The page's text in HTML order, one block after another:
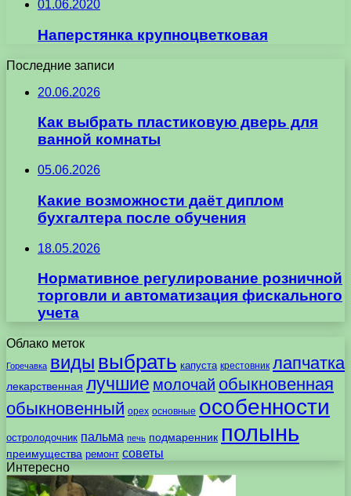
01.06.2020
Наперстянка крупноцветковая
Последние записи
20.06.2026
Как выбрать пластиковую дверь для
ванной комнаты
05.06.2026
Какие возможности даёт диплом
бухгалтера после обучения
18.05.2026
Нормативное регулирование розничной
торговли и автоматизация фискального
учета
Облако меток
Горечавка виды выбрать капуста крестовник лапчатка
лекарственная лучшие молочай обыкновенная
обыкновенный орех основные особенности
остролодочник пальма печь подмаренник полынь
преимущества ремонт советы
Интересно